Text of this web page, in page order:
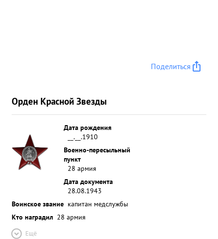
Поделиться
Орден Красной Звезды
Дата рождения
__.__.1910
Военно-пересыльный
пункт
28 армия
Дата документа
28.08.1943
Воинское звание капитан медслужбы
Кто наградил 28 армия
Ещё